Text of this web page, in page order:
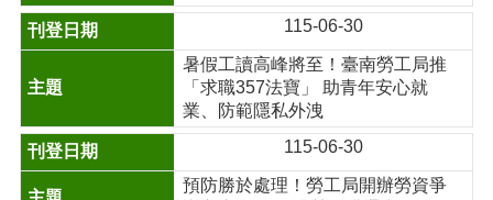
115-06-30
暑假工讀高峰將至！臺南勞工局推
「求職357法寶」 助青年安心就
業、防範隱私外洩
115-06-30
預防勝於處理！勞工局開辦勞資爭